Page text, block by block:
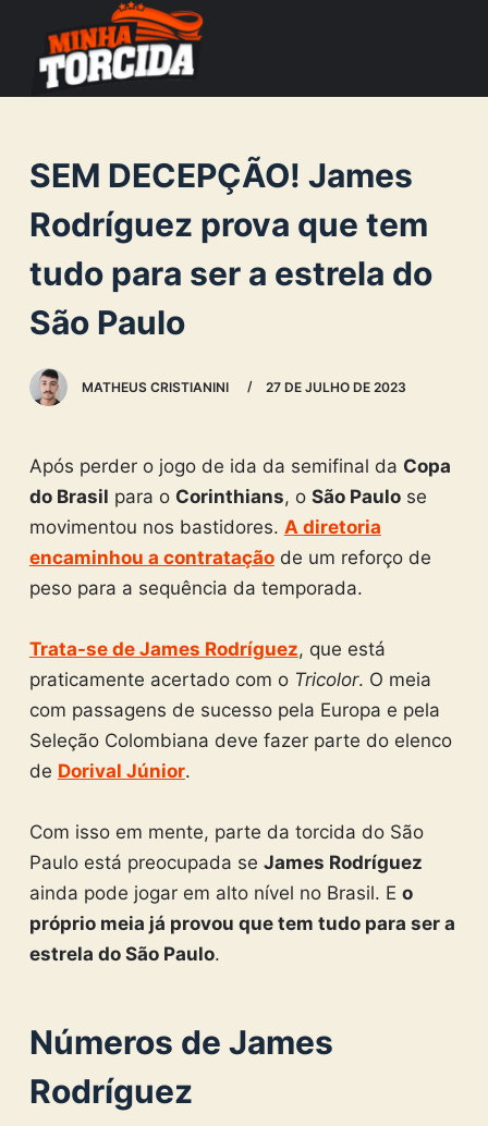
o
c
o
n
e
SEM DECEPÇÃO! James
Rodríguez prova que tem
tudo para ser a estrela do
São Paulo
MATHEUS CRISTIANINI 27 DE JULHO DE 2023
Após perder o jogo de ida da semifinal da Copa
do Brasil para o Corinthians, o São Paulose
movimentou nos bastidores. A diretoria
encaminhou a contrataçãode um reforço de
peso para a sequência da temporada.
Trata-se de James Rodríguez, que está
praticamente acertado com o Tricolor. O meia
com passagens de sucesso pela Europa e pela
Seleção Colombiana deve fazer parte do elenco
de Dorival Júnior.
Com isso em mente, parte da torcida do São
Paulo está preocupada se James Rodríguez
ainda pode jogar em alto nível no Brasil. E o
próprio meia já provou que tem tudo para ser a
estrela do São Paulo.
Números de James
Rodríguez